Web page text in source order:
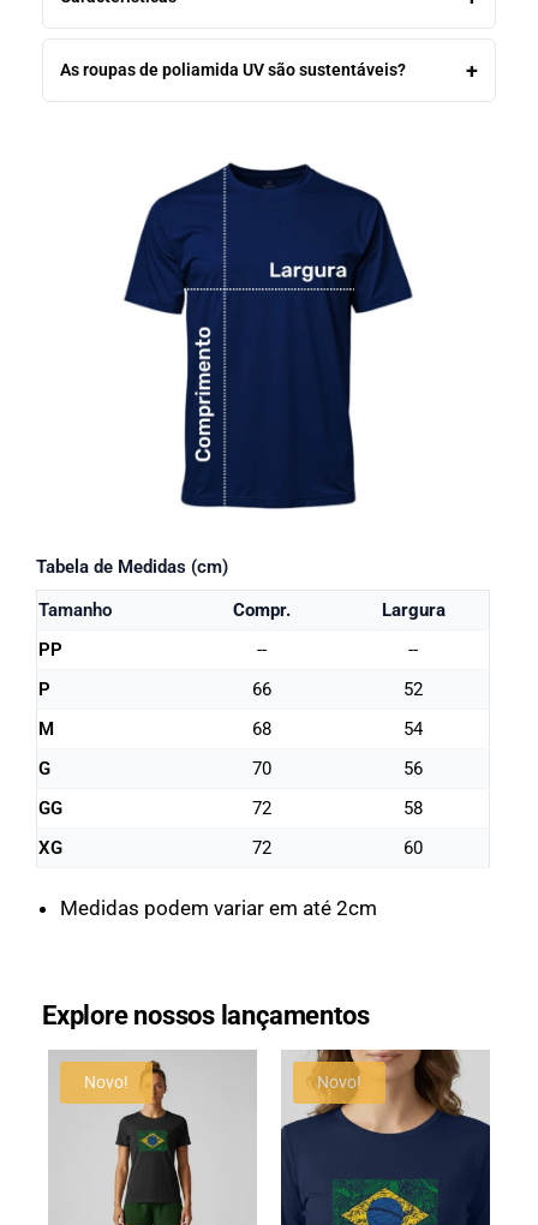
As roupas de poliamida UV são sustentáveis?
Tabela de Medidas (cm)
Tamanho
Compr.
Largura
PP
--
--
P
66
52
M
68
54
G
70
56
GG
72
58
XG
72 60
Medidas podem variar em até 2cm
Explore nossos lançamentos
Novo! Novo!